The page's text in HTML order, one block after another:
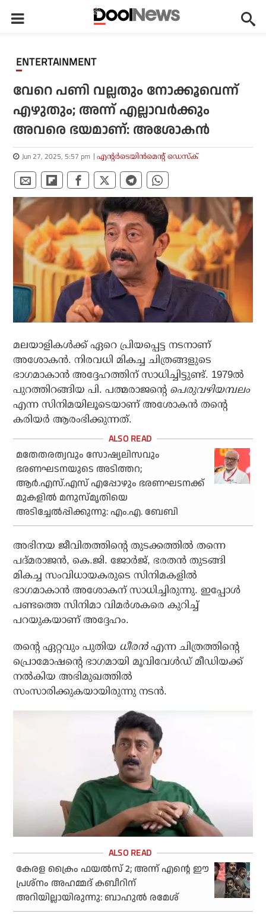
ENTERTAINMENT
വേറെ പണി വല്ലതും നോക്കൂവെന്ന്
എഴുതും; അന്ന് എല്ലാവര്‍ക്കും
അവരെ ഭയമാണ്: അശോകന്‍
Jun 27, 2025, 5:57 pm എന്റര്‍ടെയിന്‍മെന്റ് ഡെസ്‌ക്
മലയാളികള്‍ക്ക് ഏറെ പ്രിയപ്പെട്ട നടനാണ്
അശോകന്‍. നിരവധി മികച്ച ചിത്രങ്ങളുടെ
ഭാഗമാകാന്‍ അദ്ദേഹത്തിന് സാധിച്ചിട്ടുണ്ട്. 1979ല്‍
പുറത്തിറങ്ങിയ പി. പത്മരാജന്റെ പെരുവഴിയമ്പലം
എന്ന സിനിമയിലൂടെയാണ് അശോകന്‍ തന്റെ
കരിയര്‍ ആരംഭിക്കുന്നത്.
മതേതരത്വവും സോഷ്യലിസവും
ഭരണഘടനയുടെ അടിത്തറ;
ആര്‍.എസ്.എസ് എപ്പോഴും ഭരണഘടനക്ക്
മുകളില്‍ മനുസ്മൃതിയെ
അടിച്ചേല്‍പ്പിക്കുന്നു: എം.എ. ബേബി
അഭിനയ ജീവിതത്തിന്റെ തുടക്കത്തില്‍ തന്നെ
പദ്മരാജന്‍, കെ.ജി. ജോര്‍ജ്, ഭരതന്‍ തുടങ്ങി
മികച്ച സംവിധായകരുടെ സിനിമകളില്‍
ഭാഗമാകാന്‍ അശോകന് സാധിച്ചിരുന്നു. ഇപ്പോള്‍
പണ്ടത്തെ സിനിമാ വിമര്‍ശകരെ കുറിച്ച്
പറയുകയാണ് അദ്ദേഹം.
തന്റെ ഏറ്റവും പുതിയ ധീരന്‍എന്ന ചിത്രത്തിന്റെ
പ്രൊമോഷന്റെ ഭാഗമായി മൂവിവേള്‍ഡ് മീഡിയക്ക്
നല്‍കിയ അഭിമുഖത്തില്‍
സംസാരിക്കുകയായിരുന്നു നടന്‍.
കേരള ക്രൈം ഫയല്‍സ് 2; അന്ന് എന്റെ ഈ
പ്രശ്‌നം അഹമ്മദ് കബീറിന്
അറിയില്ലായിരുന്നു: ബാഹുല്‍ രമേശ്